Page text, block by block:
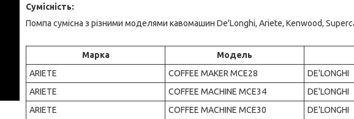
Сумісність:
Помпа сумісна з різними моделями кавомашин De'Longhi, Ariete, Kenwood,
Марка Модель
ARIETE
COFFEE MAKER MCE28 DE'LONGHI
ARIETE
COFFEE MACHINE MCE34 DE'LONGHI
ARIETE
COFFEE MACHINE MCE30 DE'LONGHI